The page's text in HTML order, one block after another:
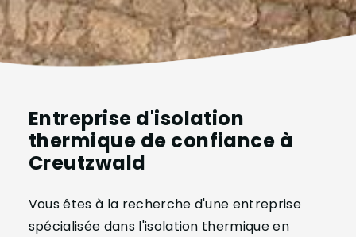
Entreprise d'isolation
thermique de confiance à
Creutzwald
Vous êtes à la recherche d'une entreprise
spécialisée dans l'isolation thermique en